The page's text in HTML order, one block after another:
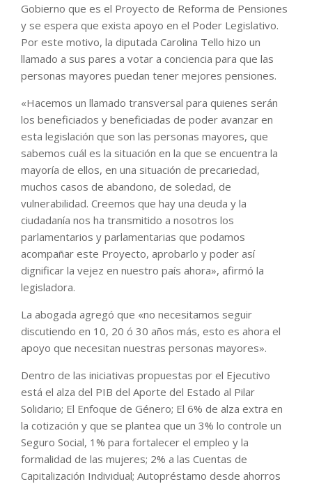
Gobierno que es el Proyecto de Reforma de Pensiones
y se espera que exista apoyo en el Poder Legislativo.
Por este motivo, la diputada Carolina Tello hizo un
llamado a sus pares a votar a conciencia para que las
personas mayores puedan tener mejores pensiones.
«Hacemos un llamado transversal para quienes serán
los beneficiados y beneficiadas de poder avanzar en
esta legislación que son las personas mayores, que
sabemos cuál es la situación en la que se encuentra la
mayoría de ellos, en una situación de precariedad,
muchos casos de abandono, de soledad, de
vulnerabilidad. Creemos que hay una deuda y la
ciudadanía nos ha transmitido a nosotros los
parlamentarios y parlamentarias que podamos
acompañar este Proyecto, aprobarlo y poder así
dignificar la vejez en nuestro país ahora», afirmó la
legisladora.
La abogada agregó que «no necesitamos seguir
discutiendo en 10, 20 ó 30 años más, esto es ahora el
apoyo que necesitan nuestras personas mayores».
Dentro de las iniciativas propuestas por el Ejecutivo
está el alza del PIB del Aporte del Estado al Pilar
Solidario; El Enfoque de Género; El 6% de alza extra en
la cotización y que se plantea que un 3% lo controle un
Seguro Social, 1% para fortalecer el empleo y la
formalidad de las mujeres; 2% a las Cuentas de
Capitalización Individual; Autopréstamo desde ahorros